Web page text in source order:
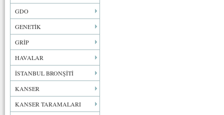
GDO
GENETİK
GRİP
HAVALAR
İSTANBUL BRONŞİTİ
KANSER
KANSER TARAMALARI